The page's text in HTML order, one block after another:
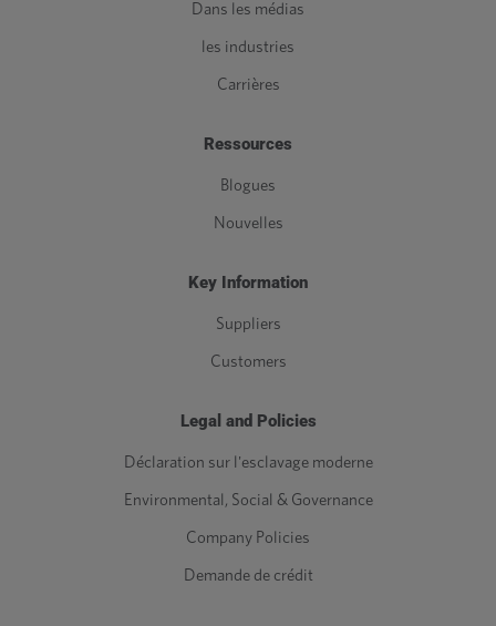
Dans les médias
les industries
Carrières
Ressources
Blogues
Nouvelles
Key Information
Suppliers
Customers
Legal and Policies
Déclaration sur l'esclavage moderne
Environmental, Social & Governance
Company Policies
Demande de crédit